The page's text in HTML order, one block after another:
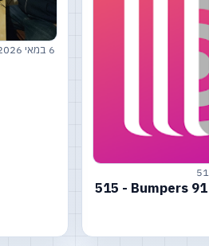
515 - Bumpers 91
6 במאי 2026